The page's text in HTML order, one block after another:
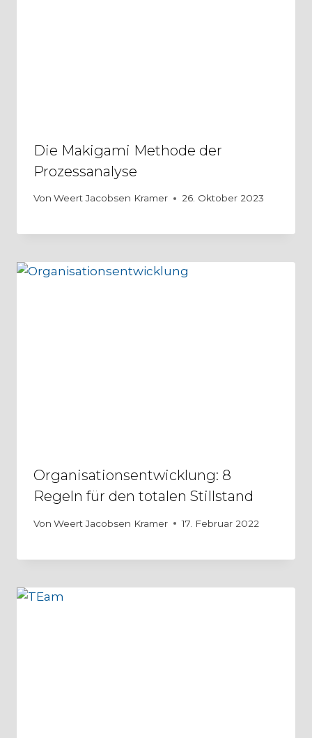
Die Makigami Methode der
Prozessanalyse
Von Weert Jacobsen Kramer 26. Oktober 2023
Organisationsentwicklung: 8
Regeln für den totalen Stillstand
Von Weert Jacobsen Kramer 17. Februar 2022